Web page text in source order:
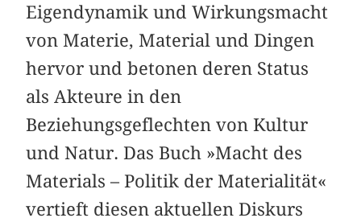
Eigendynamik und Wirkungsmacht
von Materie, Material und Dingen
hervor und betonen deren Status
als Akteure in den
Beziehungsgeflechten von Kultur
und Natur. Das Buch »Macht des
Materials – Politik der Materialität«
vertieft diesen aktuellen Diskurs